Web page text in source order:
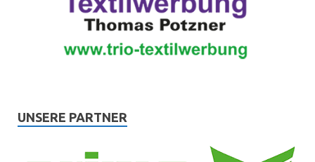
UNSERE PARTNER